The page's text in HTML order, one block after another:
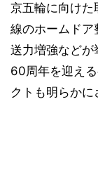
京五輪に向けた
線のホームドア
送力増強など
60周年を迎え
クトも明らかに